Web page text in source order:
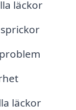
läckor
läckor